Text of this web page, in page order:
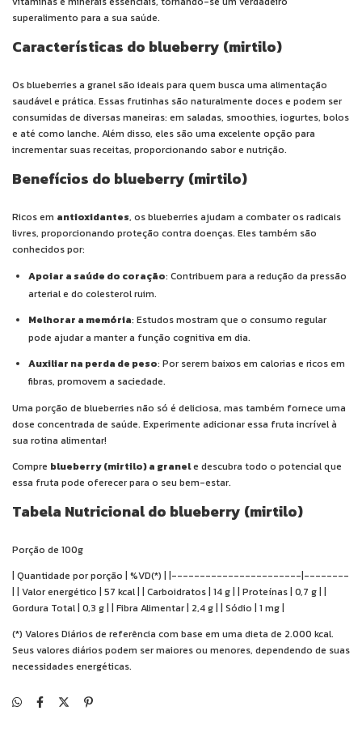
superalimento para a sua saúde.
Características do blueberry (mirtilo)
Os blueberries a granel são ideais para quem busca uma alimentação
saudável e prática. Essas frutinhas são naturalmente doces e podem ser
consumidas de diversas maneiras: em saladas, smoothies, iogurtes, bolos
e até como lanche. Além disso, eles são uma excelente opção para
incrementar suas receitas, proporcionando sabor e nutrição.
Benefícios do blueberry (mirtilo)
Ricos em antioxidantes, os blueberries ajudam a combater os radicais
livres, proporcionando proteção contra doenças. Eles também são
conhecidos por:
Apoiar a saúde do coração: Contribuem para a redução da pressão
arterial e do colesterol ruim.
Melhorar a memória: Estudos mostram que o consumo regular
pode ajudar a manter a função cognitiva em dia.
Auxiliar na perda de peso: Por serem baixos em calorias e ricos em
fibras, promovem a saciedade.
Uma porção de blueberries não só é deliciosa, mas também fornece uma
dose concentrada de saúde. Experimente adicionar essa fruta incrível à
sua rotina alimentar!
Compre blueberry (mirtilo) a granele descubra todo o potencial que
essa fruta pode oferecer para o seu bem-estar.
Tabela Nutricional do blueberry (mirtilo)
Porção de 100g
| Quantidade por porção | %VD(*) | |-----------------------|--------
| | Valor energético | 57 kcal | | Carboidratos | 14 g | | Proteínas | 0,7 g | |
Gordura Total | 0,3 g | | Fibra Alimentar | 2,4 g | | Sódio | 1 mg |
(*) Valores Diários de referência com base em uma dieta de 2.000 kcal.
Seus valores diários podem ser maiores ou menores, dependendo de suas
necessidades energéticas.